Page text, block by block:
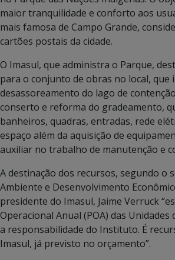
maior tranquilidade e conforto aos
mais famosa de Campo Grande,
cartões postais da cidade.
O Imasul, que administra o Parque,
para o conjunto de obras no local, que
desassoreamento do lago de
conserto e reforma do gradeamento,
banheiros, quadras, entradas, rede
espaço além da aquisição de
auxiliar no trabalho de manutenção e
A destinação dos recursos, segundo o
Ambiente e Desenvolvimento
presidente do Imasul, Jaime Verruck
Operacional Anual (POA) das Unidades
a responsabilidade do Instituto. É
Imasul, já previsto no orçamento”.